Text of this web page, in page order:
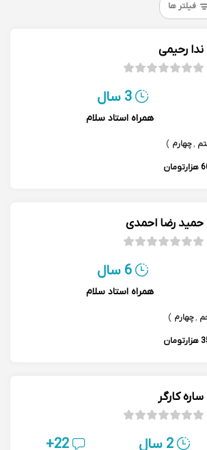
فیلتر ها
ندا رحیمی
3 سال
همراه استاد سلام
,چهارم )
حمید رضا احمدی
6 سال
همراه استاد سلام
,چهارم )
ساره کارگر
2 سال 22+